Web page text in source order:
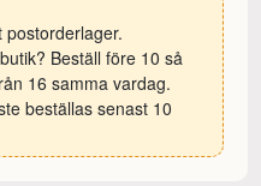
postorderlager.
Beställ före 10 så
16 samma vardag.
beställas senast 10